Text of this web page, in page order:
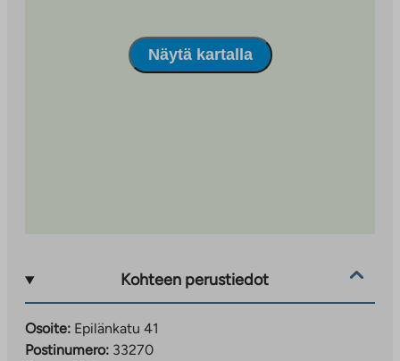
Näytä kartalla
Kohteen perustiedot
Osoite: Epilänkatu 41
Postinumero: 33270